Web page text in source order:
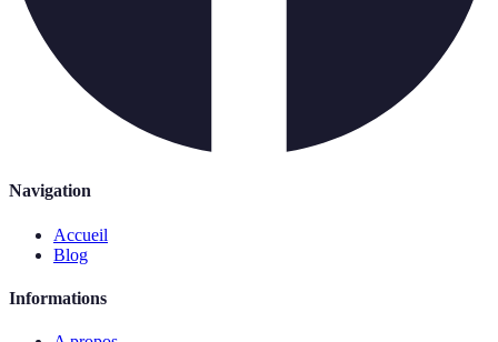
Navigation
Accueil
Blog
Informations